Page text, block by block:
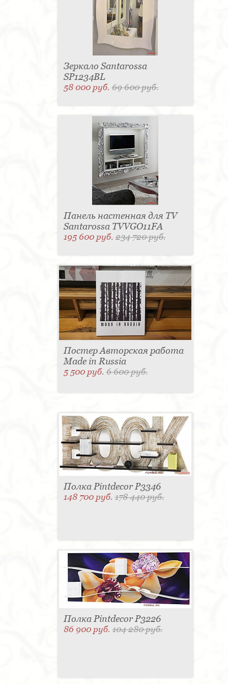
Панель настенная для TV - 4
Кассетница - 3
Держатель для
туалетной бумаги - 3Поднос - 3
Мыльница - 3 Раковина - 3
Кухня - 2
Стиральная машина - 2
Тумба - 2
Карниз для штор - 2
Газетница - 2
Крючок - 2Полотенцесушитель - 2
Розетка - 2Игрушка - 1
Мясорубка - 1 Съемник для одежды - 1
Выдвижная система - 1
Ведро для мусора - 1
Игрушка - 1Игрушка - 1
Держатель для одежды - 1
Бутылочница - 1Ширма - 1
Микроволновая печь - 1Кондиционер - 1
Душевая кабина - 1Буфет - 1
Игрушка - 1Игрушка - 1
Игрушка - 1Игрушка - 1
Подогреватель посуды - 1Игрушка - 1
Зеркало Santarossa
SP1234BL
58 000 руб.69 600 руб.
Панель настенная для TV
Santarossa TVVGO11FA
195 600 руб.234 720 руб.
Постер Авторская работа
Made in Russia
5 500 руб.6 600 руб.
Полка Pintdecor P3346
148 700 руб.178 440 руб.
Полка Pintdecor P3226
86 900 руб.104 280 руб.